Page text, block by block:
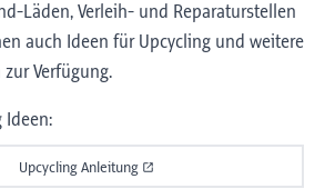
Läden, Verleih- und Reparaturstellen
auch Ideen für Upcycling und weitere
Verfügung.
Ideen:
Upcycling Anleitung